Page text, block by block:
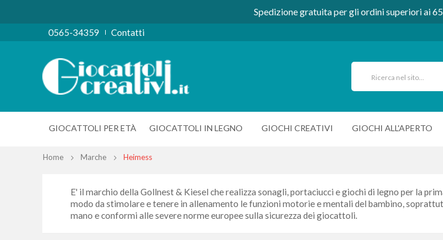
Spedizione gratuita per gli ordini superiori ai
0565-34359 Contatti
GIOCATTOLI PER ETÀ GIOCATTOLI IN LEGNO GIOCHI CREATIVI GIOCHI ALL'APERTO
Home Marche Heimess
E' il marchio della Gollnest & Kiesel che realizza sonagli, portaciucci e giochi di legno per la
modo da stimolare e tenere in allenamento le funzioni motorie e mentali del bambino,
mano e conformi alle severe norme europee sulla sicurezza dei giocattoli.